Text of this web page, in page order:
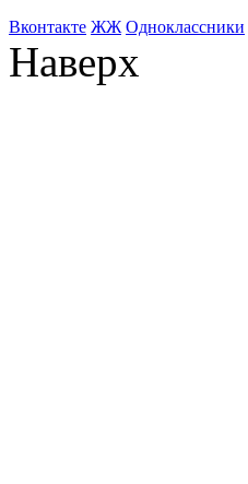
Bконтакте ЖЖ Одноклассники
Наверх